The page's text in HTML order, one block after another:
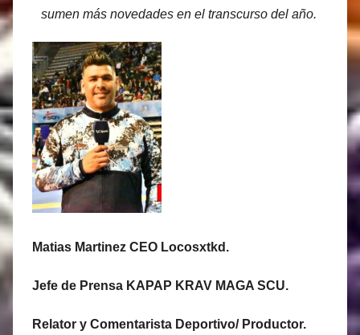
sumen más novedades en el transcurso del año.
Matias Martinez CEO Locosxtkd.
Jefe de Prensa KAPAP KRAV MAGA SCU.
Relator y Comentarista Deportivo/ Productor.